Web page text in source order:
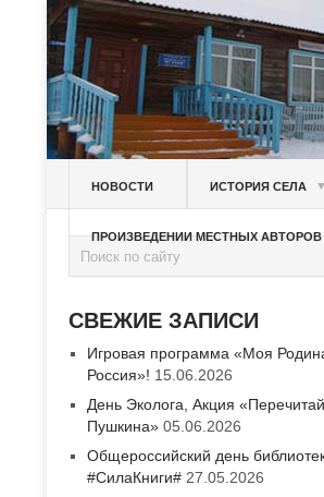
НОВОСТИ ИСТОРИЯ СЕЛА ▼
ПРОИЗВЕДЕНИИ МЕСТНЫХ АВТОРОВ
СВЕЖИЕ ЗАПИСИ
Игровая программа «Моя
Россия»! 15.06.2026
День Эколога, Акция «Перечитай
Пушкина» 05.06.2026
Общероссийский день
#СилаКниги# 27.05.2026